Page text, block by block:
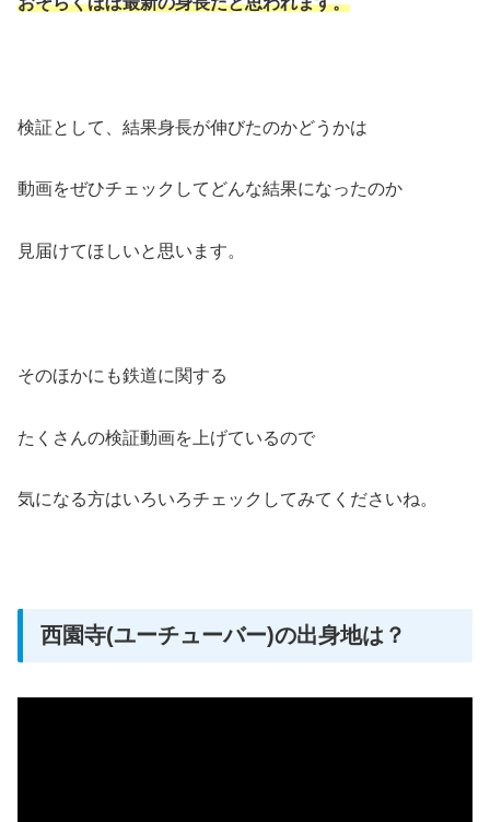
検証として、結果身長が伸びたのかどうかは
動画をぜひチェックしてどんな結果になったのか
見届けてほしいと思います。
そのほかにも鉄道に関する
たくさんの検証動画を上げているので
気になる方はいろいろチェックしてみてくださいね。
西園寺(ユーチューバー)の出身地は？